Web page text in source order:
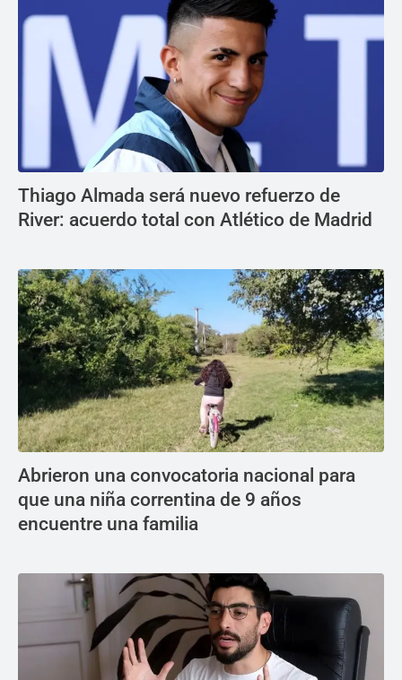
Thiago Almada será nuevo refuerzo de
River: acuerdo total con Atlético de Madrid
Abrieron una convocatoria nacional para
que una niña correntina de 9 años
encuentre una familia